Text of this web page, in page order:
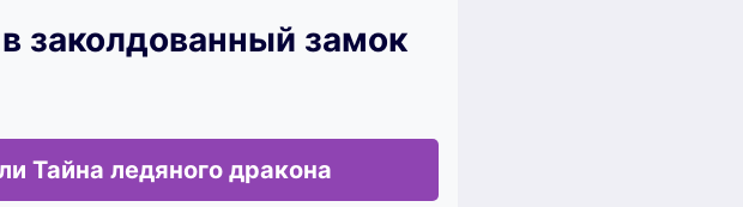
заколдованный замок
Тайна ледяного дракона